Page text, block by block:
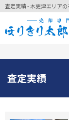
査定実績 - 木更津エリア
査定実績